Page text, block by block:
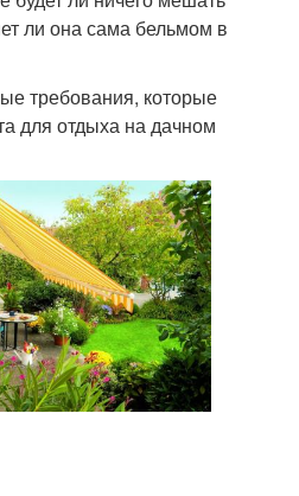
ли она сама бельмом в
требования, которые
для отдыха на дачном